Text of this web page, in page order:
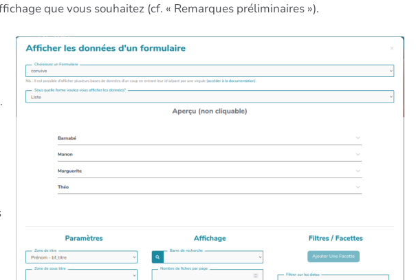
que vous souhaitez (cf. « Remarques préliminaires »).